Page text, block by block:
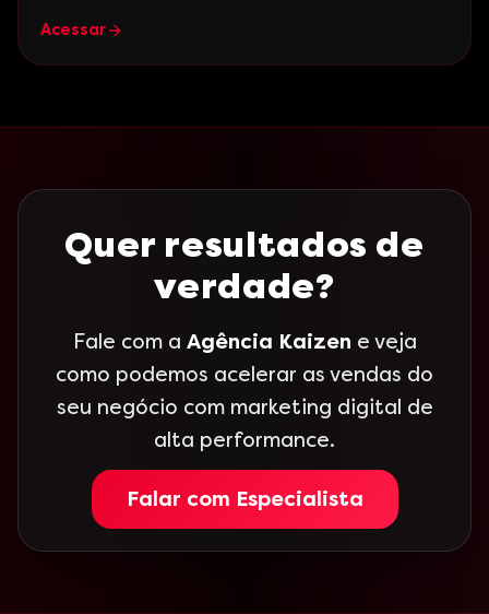
Acessar
Quer resultados de
verdade?
Fale com a Agência Kaizen e veja
como podemos acelerar as vendas do
seu negócio com marketing digital de
alta performance.
Falar com Especialista